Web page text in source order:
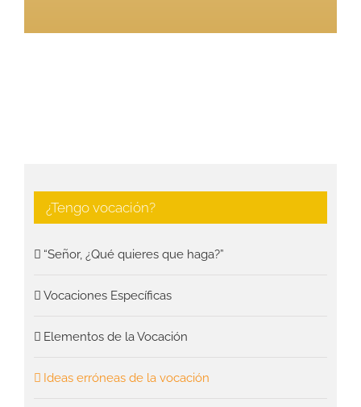
¿Tengo vocación?
“Señor, ¿Qué quieres que haga?”
Vocaciones Específicas
Elementos de la Vocación
Ideas erróneas de la vocación